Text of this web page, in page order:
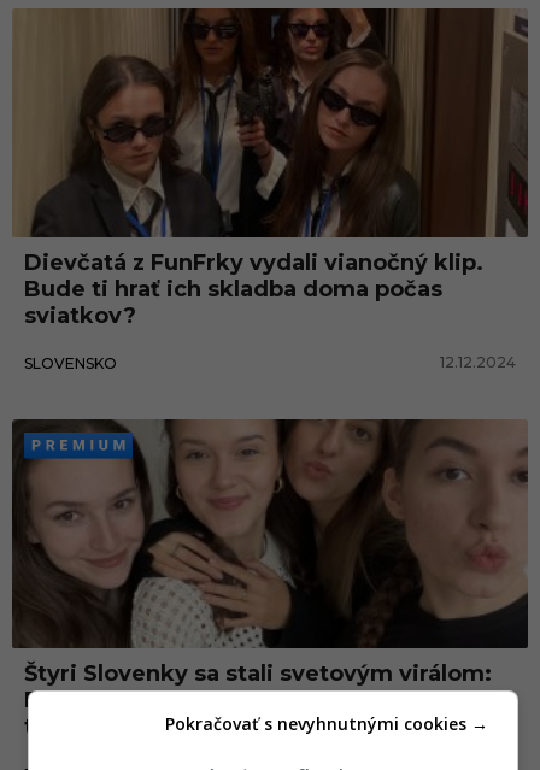
k
yDievčatá z FunFrky vydali vianočný klip.
Bude ti hrať ich skladba doma počas
sviatkov?
SLOVENSKO 12.12.2024
Štyri Slovenky sa stali svetovým virálom:
Pod každým videom je prosba o anglické
titulky, vravia baby z FunFrky (ROZHOVOR)
Pokračovať s nevyhnutnými cookies →